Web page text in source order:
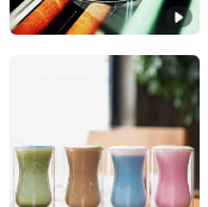
Hemera (Tianjin)
Tianjin, China